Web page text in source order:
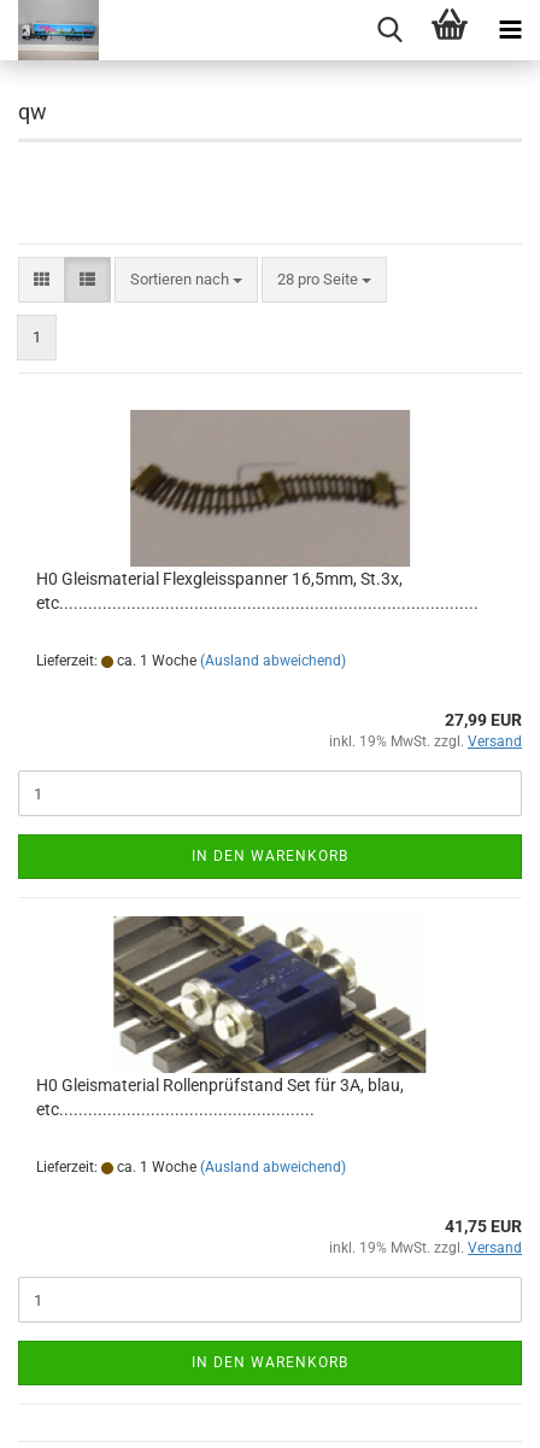
qw
Sortieren nach
Sortieren nach 28 pro Seite
pro Seite
1
H0 Gleismaterial Flexgleisspanner 16,5mm, St.3x,
etc.......................................................................................
Lieferzeit: ca. 1 Woche (Ausland abweichend)
27,99 EUR
inkl. 19% MwSt. zzgl. Versand
IN DEN WARENKORB
H0 Gleismaterial Rollenprüfstand Set für 3A, blau,
etc.....................................................
Lieferzeit: ca. 1 Woche (Ausland abweichend)
41,75 EUR
inkl. 19% MwSt. zzgl. Versand
IN DEN WARENKORB